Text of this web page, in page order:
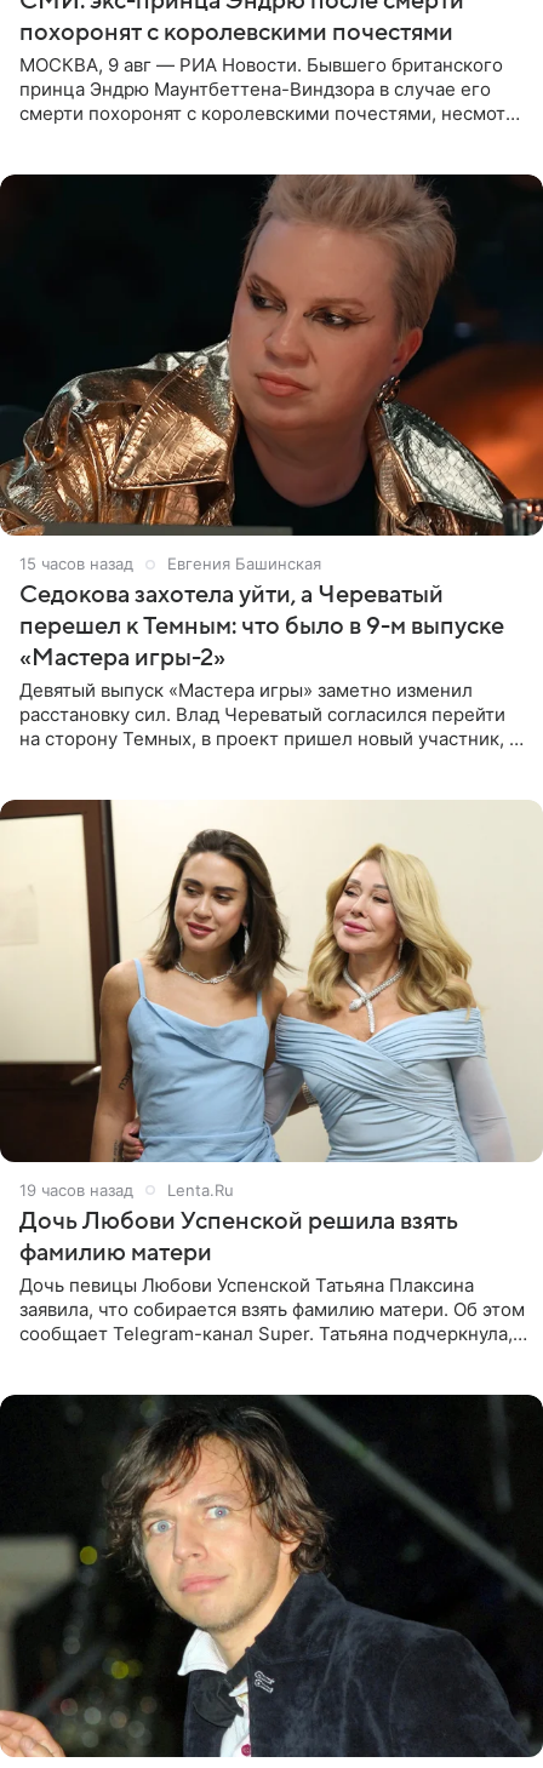
похоронят с королевскими почестями
МОСКВА, 9 авг — РИА Новости. Бывшего британского
принца Эндрю Маунтбеттена-Виндзора в случае его
смерти похоронят с королевскими почестями, несмотря
15 часов назад Евгения Башинская
Седокова захотела уйти, а Череватый
перешел к Темным: что было в 9-м выпуске
«Мастера игры-2»
Девятый выпуск «Мастера игры» заметно изменил
расстановку сил. Влад Череватый согласился перейти
на сторону Темных, в проект пришел новый участник, а
19 часов назад Lenta.Ru
Дочь Любови Успенской решила взять
фамилию матери
Дочь певицы Любови Успенской Татьяна Плаксина
заявила, что собирается взять фамилию матери. Об этом
сообщает Telegram-канал Super. Татьяна подчеркнула,